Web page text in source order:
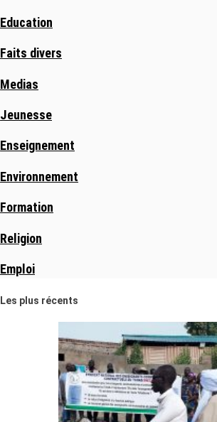
Education
Faits divers
Medias
Jeunesse
Enseignement
Environnement
Formation
Religion
Emploi
Les plus récents